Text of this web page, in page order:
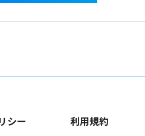
シー 利用規約